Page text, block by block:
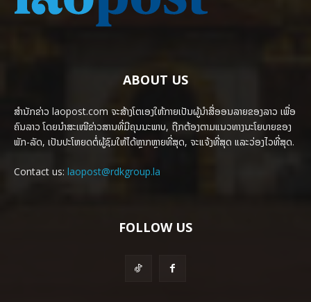
ABOUT US
ສຳນັກຂ່າວ laopost.com ຈະສ້າງໂຕເອງໃຫ້ກາຍເປັນຜູ້ນຳສື່ອອນລາຍຂອງລາວ ເພື່ອ
ຄົນລາວ ໂດຍນຳສະເໜີຂ່າວສານທີ່ມີຄຸນນະພາບ, ຖືກຕ້ອງຕາມແນວທາງນະໂຍບາຍຂອງ
ພັກ-ລັດ, ເປັນປະໂຫຍດຕໍ່ຜູ້ຊົມໃຫ້ໄດ້ຫຼາກຫຼາຍທີ່ສຸດ, ຈະແຈ້ງທີ່ສຸດ ແລະວ່ອງໄວທີ່ສຸດ.
Contact us: laopost@rdkgroup.la
FOLLOW US